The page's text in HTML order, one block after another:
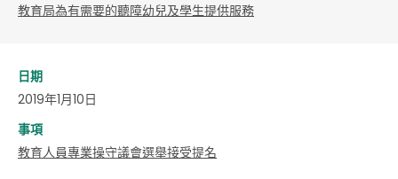
教育局為有需要的聽障幼兒及學生提供服務
日期
2019年1月10日
事項
教育人員專業操守議會選舉接受提名